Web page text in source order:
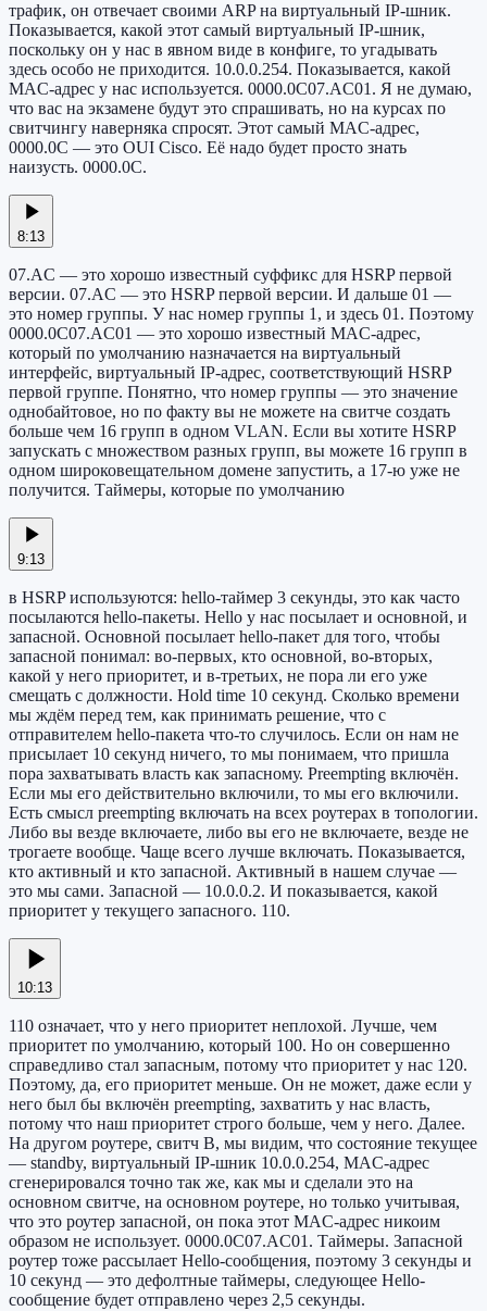
трафик, он отвечает своими ARP на виртуальный IP-шник.
Показывается, какой этот самый виртуальный IP-шник,
поскольку он у нас в явном виде в конфиге, то угадывать
здесь особо не приходится. 10.0.0.254. Показывается, какой
MAC-адрес у нас используется. 0000.0C07.AC01. Я не думаю,
что вас на экзамене будут это спрашивать, но на курсах по
свитчингу наверняка спросят. Этот самый MAC-адрес,
0000.0C — это OUI Cisco. Её надо будет просто знать
наизусть. 0000.0C.
8:13
07.AC — это хорошо известный суффикс для HSRP первой
версии. 07.AC — это HSRP первой версии. И дальше 01 —
это номер группы. У нас номер группы 1, и здесь 01. Поэтому
0000.0C07.AC01 — это хорошо известный MAC-адрес,
который по умолчанию назначается на виртуальный
интерфейс, виртуальный IP-адрес, соответствующий HSRP
первой группе. Понятно, что номер группы — это значение
однобайтовое, но по факту вы не можете на свитче создать
больше чем 16 групп в одном VLAN. Если вы хотите HSRP
запускать с множеством разных групп, вы можете 16 групп в
одном широковещательном домене запустить, а 17-ю уже не
получится. Таймеры, которые по умолчанию
9:13
в HSRP используются: hello-таймер 3 секунды, это как часто
посылаются hello-пакеты. Hello у нас посылает и основной, и
запасной. Основной посылает hello-пакет для того, чтобы
запасной понимал: во-первых, кто основной, во-вторых,
какой у него приоритет, и в-третьих, не пора ли его уже
смещать с должности. Hold time 10 секунд. Сколько времени
мы ждём перед тем, как принимать решение, что с
отправителем hello-пакета что-то случилось. Если он нам не
присылает 10 секунд ничего, то мы понимаем, что пришла
пора захватывать власть как запасному. Preempting включён.
Если мы его действительно включили, то мы его включили.
Есть смысл preempting включать на всех роутерах в топологии.
Либо вы везде включаете, либо вы его не включаете, везде не
трогаете вообще. Чаще всего лучше включать. Показывается,
кто активный и кто запасной. Активный в нашем случае —
это мы сами. Запасной — 10.0.0.2. И показывается, какой
приоритет у текущего запасного. 110.
10:13
110 означает, что у него приоритет неплохой. Лучше, чем
приоритет по умолчанию, который 100. Но он совершенно
справедливо стал запасным, потому что приоритет у нас 120.
Поэтому, да, его приоритет меньше. Он не может, даже если у
него был бы включён preempting, захватить у нас власть,
потому что наш приоритет строго больше, чем у него. Далее.
На другом роутере, свитч B, мы видим, что состояние текущее
— standby, виртуальный IP-шник 10.0.0.254, MAC-адрес
сгенерировался точно так же, как мы и сделали это на
основном свитче, на основном роутере, но только учитывая,
что это роутер запасной, он пока этот MAC-адрес никоим
образом не использует. 0000.0C07.AC01. Таймеры. Запасной
роутер тоже рассылает Hello-сообщения, поэтому 3 секунды и
10 секунд — это дефолтные таймеры, следующее Hello-
сообщение будет отправлено через 2,5 секунды.